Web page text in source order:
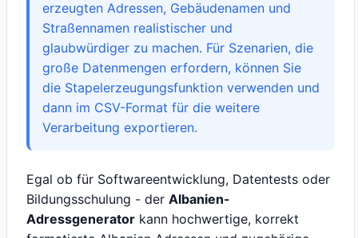
erzeugten Adressen, Gebäudenamen und
Straßennamen realistischer und
glaubwürdiger zu machen. Für Szenarien, die
große Datenmengen erfordern, können Sie
die Stapelerzeugungsfunktion verwenden und
dann im CSV-Format für die weitere
Verarbeitung exportieren.
Egal ob für Softwareentwicklung, Datentests oder
Bildungsschulung - der Albanien-
Adressgenerator kann hochwertige, korrekt